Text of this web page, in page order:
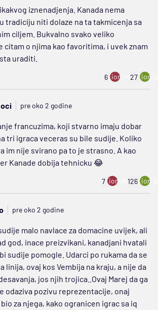
iznenadjenja. Kanada nema
tradiciju niti dolaze na ta takmicenja sa
ciljem. Bukvalno svako veliko
citam o njima kao favoritima, i uvek znam
uraditi.
6 ion:minus
27
pre oko 2 godine
francuzima, koji stvarno imaju dobar
tri igraca veceras su bile sudije. Koliko
im nije svirano pa to je strasno. A kao
Kanade dobija tehnicku 😂
7 ion:minus
126
pre oko 2 godine
malo navlace za domacine uvijek, ali
god, inace preizvikani, kanadjani hvatali
sudije pomogle. Udarci po rukama da se
linija, ovaj kos Vembija na kraju, a nije da
jos njih trojica..Ovaj Marej da ga
odaziva pozivu reprezentacije, onaj
za njega, kako ogranicen igrac sa iq